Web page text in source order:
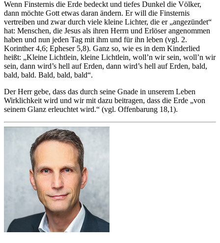
Wenn Finsternis die Erde bedeckt und tiefes Dunkel die Völker,
dann möchte Gott etwas daran ändern. Er will die Finsternis
vertreiben und zwar durch viele kleine Lichter, die er „angezündet“
hat: Menschen, die Jesus als ihren Herrn und Erlöser angenommen
haben und nun jeden Tag mit ihm und für ihn leben (vgl. 2.
Korinther 4,6; Epheser 5,8). Ganz so, wie es in dem Kinderlied
heißt: „Kleine Lichtlein, kleine Lichtlein, woll’n wir sein, woll’n wir
sein, dann wird’s hell auf Erden, dann wird’s hell auf Erden, bald,
bald, bald. Bald, bald, bald“.
Der Herr gebe, dass das durch seine Gnade in unserem Leben
Wirklichkeit wird und wir mit dazu beitragen, dass die Erde „von
seinem Glanz erleuchtet wird.“ (vgl. Offenbarung 18,1).